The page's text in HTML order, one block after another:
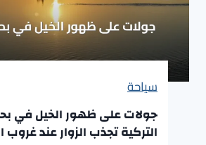
سياحة
جولات على ظهور الخيل في
التركية تجذب الزوار عند